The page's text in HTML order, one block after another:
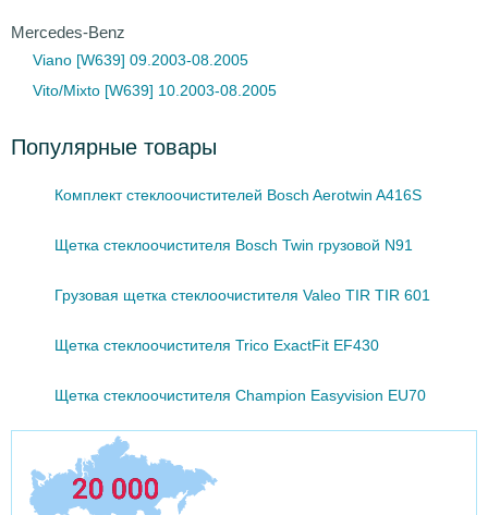
Mercedes-Benz
Viano [W639] 09.2003-08.2005
Vito/Mixto [W639] 10.2003-08.2005
Популярные товары
Комплект стеклоочистителей Bosch Aerotwin A416S
Щетка стеклоочистителя Bosch Twin грузовой N91
Грузовая щетка стеклоочистителя Valeo TIR TIR 601
Щетка стеклоочистителя Trico ExactFit EF430
Щетка стеклоочистителя Champion Easyvision EU70